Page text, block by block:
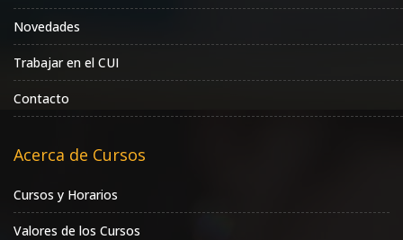
Novedades
Trabajar en el CUI
Contacto
Acerca de Cursos
Cursos y Horarios
Valores de los Cursos